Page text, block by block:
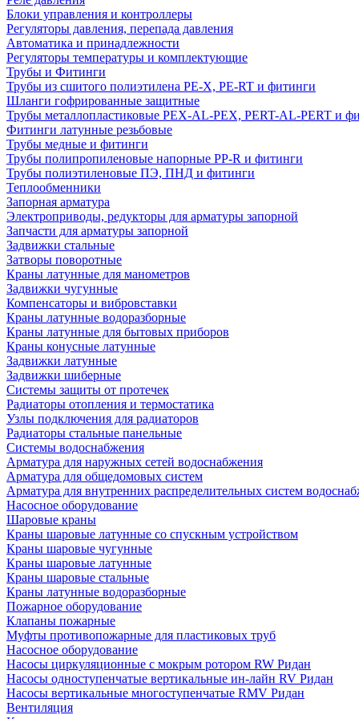
Блоки управления и контроллеры
Регуляторы давления, перепада давления
Автоматика и принадлежности
Регуляторы температуры и комплектующие
Трубы и Фитинги
Трубы из сшитого полиэтилена PE-X, PE-RT и фитинги
Шланги гофрированные защитные
Трубы металлопластиковые PEX-AL-PEX, PERT-AL-PERT и
Фитинги латунные резьбовые
Трубы медные и фитинги
Трубы полипропиленовые напорные PP-R и фитинги
Трубы полиэтиленовые ПЭ, ПНД и фитинги
Теплообменники
Запорная арматура
Электроприводы, редукторы для арматуры запорной
Запчасти для арматуры запорной
Задвижки стальные
Затворы поворотные
Краны латунные для манометров
Задвижки чугунные
Компенсаторы и вибровставки
Краны латунные водоразборные
Краны латунные для бытовых приборов
Краны конусные латунные
Задвижки латунные
Задвижки шиберные
Системы защиты от протечек
Радиаторы отопления и термостатика
Узлы подключения для радиаторов
Радиаторы стальные панельные
Системы водоснабжения
Арматура для наружных сетей водоснабжения
Арматура для общедомовых систем
Арматура для внутренних распределительных систем
Насосное оборудование
Шаровые краны
Краны шаровые латунные со спускным устройством
Краны шаровые чугунные
Краны шаровые латунные
Краны шаровые стальные
Краны латунные водоразборные
Пожарное оборудование
Клапаны пожарные
Муфты противопожарные для пластиковых труб
Насосное оборудование
Насосы циркуляционные с мокрым ротором RW Ридан
Насосы одноступенчатые вертикальные ин-лайн RV Ридан
Насосы вертикальные многоступенчатые RMV Ридан
Вентиляция